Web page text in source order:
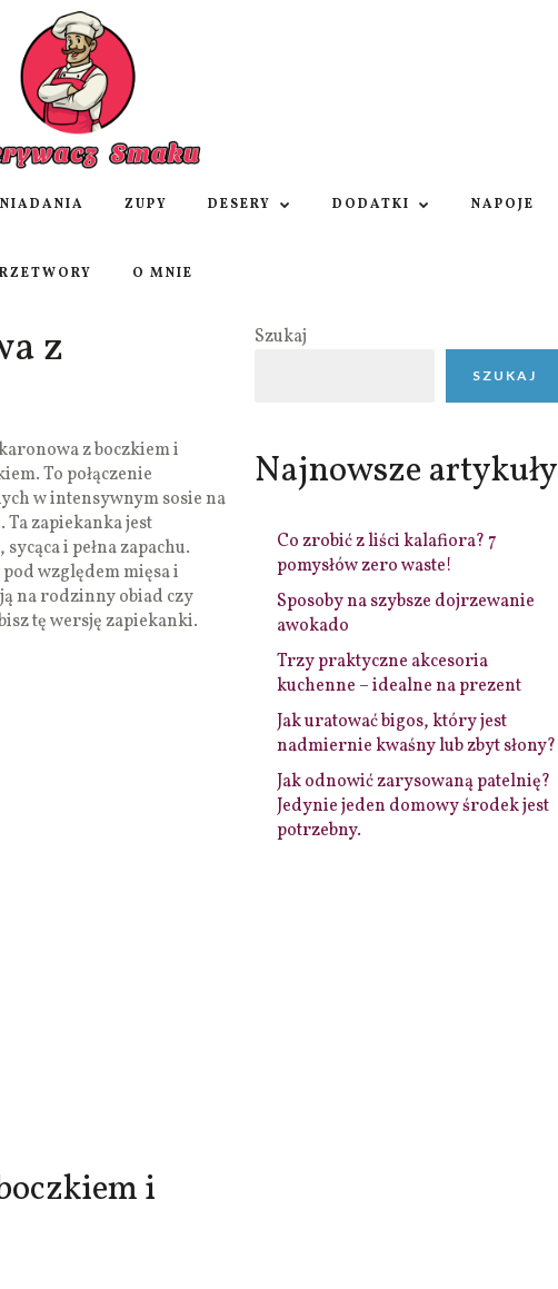
ZUPY DESERY DODATKI NAPOJE
O MNIE
z
z boczkiem i
To połączenie
w intensywnym sosie na
zapiekanka jest
i pełna zapachu.
względem mięsa i
na rodzinny obiad czy
tę wersję zapiekanki.
i
Szukaj
SZUKAJ
Najnowsze artykuły
Co zrobić z liści kalafiora? 7
pomysłów zero waste!
Sposoby na szybsze dojrzewanie
awokado
Trzy praktyczne akcesoria
kuchenne – idealne na prezent
Jak uratować bigos, który jest
nadmiernie kwaśny lub zbyt słony?
Jak odnowić zarysowaną patelnię?
Jedynie jeden domowy środek jest
potrzebny.